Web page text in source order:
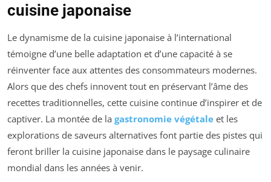
cuisine japonaise
Le dynamisme de la cuisine japonaise à l’international
témoigne d’une belle adaptation et d’une capacité à se
réinventer face aux attentes des consommateurs modernes.
Alors que des chefs innovent tout en préservant l’âme des
recettes traditionnelles, cette cuisine continue d’inspirer et de
captiver. La montée de la gastronomie végétale et les
explorations de saveurs alternatives font partie des pistes qui
feront briller la cuisine japonaise dans le paysage culinaire
mondial dans les années à venir.